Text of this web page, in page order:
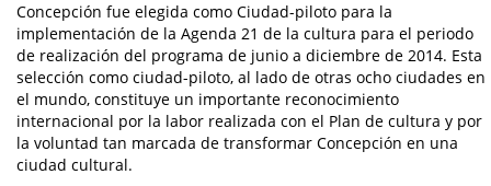
Concepción fue elegida como Ciudad-piloto para la
implementación de la Agenda 21 de la cultura para el periodo
de realización del programa de junio a diciembre de 2014. Esta
selección como ciudad-piloto, al lado de otras ocho ciudades en
el mundo, constituye un importante reconocimiento
internacional por la labor realizada con el Plan de cultura y por
la voluntad tan marcada de transformar Concepción en una
ciudad cultural.